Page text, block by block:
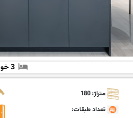
3 خواب
متراژ: 180
تعداد طبقات: